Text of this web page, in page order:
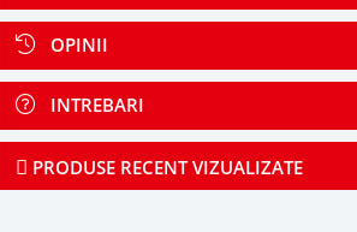
OPINII
INTREBARI
PRODUSE RECENT VIZUALIZATE